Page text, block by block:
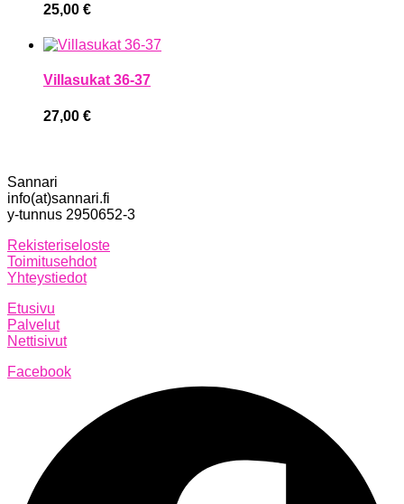
25,00 €
Villasukat 36-37
27,00 €
Sannari
info(at)sannari.fi
y-tunnus 2950652-3
Rekisteriseloste
Toimitusehdot
Yhteystiedot
Etusivu
Palvelut
Nettisivut
Facebook